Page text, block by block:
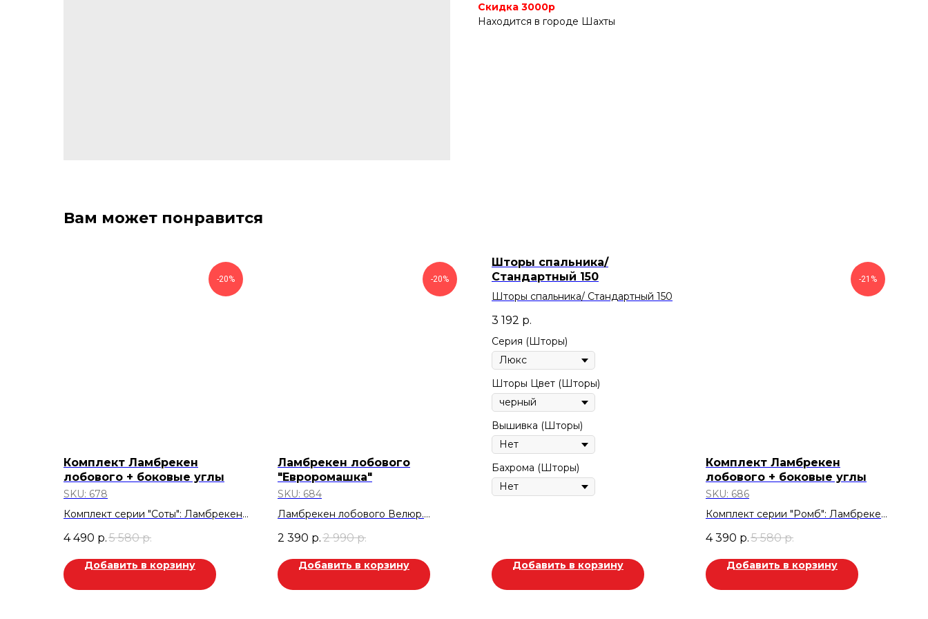
Скидка 3000р
Находится в городе Шахты
Вам может понравится
-20%
Комплект Ламбрекен
лобового + боковые углы
SKU: 678
Комплект серии "Соты": Ламбрекен
боковые углы.
Стеганный велюр. Бежевый.
Скидка 1.090 руб.
4 490 р. 5 580 р.
Добавить в корзину
-20%
Ламбрекен лобового
"Евроромашка"
SKU: 684
Ламбрекен лобового Велюр.
Скидка 600 руб.
2 390 р. 2 990 р.
Добавить в корзину
Шторы спальника/
Стандартный 150
Шторы спальника/ Стандартный 150
3 192 р.
Серия (Шторы)
Шторы Цвет (Шторы)
Вышивка (Шторы)
Бахрома (Шторы)
Добавить в корзину
-21%
Комплект Ламбрекен
лобового + боковые углы
SKU: 686
Комплект серии "Ромб": Ламбрекен
+ боковые углы удлиненные.
Стеганная экокожа. Черный.
Скидка 1.190 руб.
4 390 р. 5 580 р.
Добавить в корзину